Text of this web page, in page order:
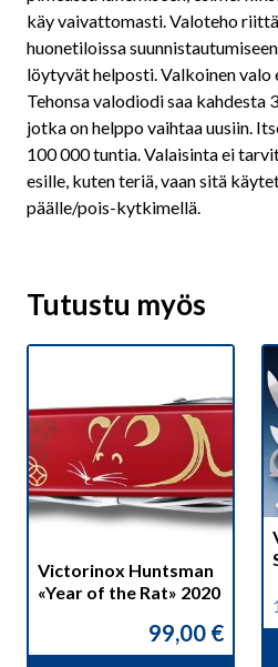
käy vaivattomasti. Valoteho
huonetiloissa
löytyvät helposti. Valkoinen valo
Tehonsa valodiodi saa kahdesta
jotka on helppo vaihtaa uusiin.
100 000 tuntia. Valaisinta ei
esille, kuten teriä, vaan sitä
päälle/pois-kytkimellä.
Tutustu myös
Victorinox Huntsman
«Year of the Rat» 2020
99,00 €